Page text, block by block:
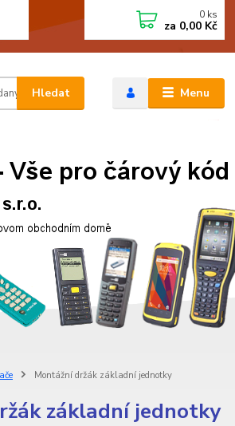
Menu
Hledat
0 ks
za 0,00 Kč
Montážní držák základní jednotky
základní jednotky